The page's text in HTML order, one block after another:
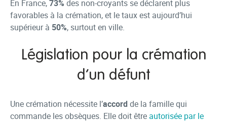
En France,73% des non-croyants se déclarent plus
favorables à la crémation, et le taux est aujourd’hui
supérieur à 50%, surtout en ville.
Législation pour la crémation
d’un défunt
Une crémation nécessite l’accord de la famille qui
commande les obsèques. Elle doit être autorisée par le